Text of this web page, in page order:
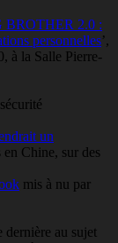
BROTHER 2.0 :
personnelles’,
à la Salle Pierre-
un
Chine, sur des
mis à nu par
dernière au sujet